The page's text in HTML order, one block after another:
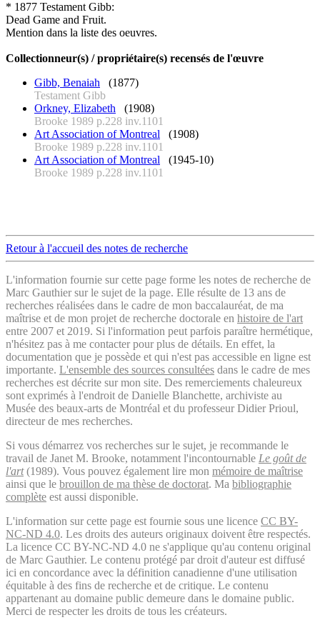
* 1877 Testament Gibb:
Dead Game and Fruit.
Mention dans la liste des oeuvres.
Collectionneur(s) / propriétaire(s) recensés de l'œuvre
Gibb, Benaiah (1877)
Testament Gibb
Orkney, Elizabeth (1908)
Brooke 1989 p.228 inv.1101
Art Association of Montreal (1908)
Brooke 1989 p.228 inv.1101
Art Association of Montreal (1945-10)
Brooke 1989 p.228 inv.1101
Retour à l'accueil des notes de recherche
L'information fournie sur cette page forme les notes de recherche de
Marc Gauthier sur le sujet de la page. Elle résulte de 13 ans de
recherches réalisées dans le cadre de mon baccalauréat, de ma
maîtrise et de mon projet de recherche doctorale en histoire de l'art
entre 2007 et 2019. Si l'information peut parfois paraître hermétique,
n'hésitez pas à me contacter pour plus de détails. En effet, la
documentation que je possède et qui n'est pas accessible en ligne est
importante. L'ensemble des sources consultées dans le cadre de mes
recherches est décrite sur mon site. Des remerciements chaleureux
sont exprimés à l'endroit de Danielle Blanchette, archiviste au
Musée des beaux-arts de Montréal et du professeur Didier Prioul,
directeur de mes recherches.
Si vous démarrez vos recherches sur le sujet, je recommande le
travail de Janet M. Brooke, notamment l'incontournable Le goût de
l'art(1989). Vous pouvez également lire mon mémoire de maîtrise
ainsi que le brouillon de ma thèse de doctorat. Ma bibliographie
complète est aussi disponible.
L'information sur cette page est fournie sous une licence CC BY-
NC-ND 4.0. Les droits des auteurs originaux doivent être respectés.
La licence CC BY-NC-ND 4.0 ne s'applique qu'au contenu original
de Marc Gauthier. Le contenu protégé par droit d'auteur est diffusé
ici en concordance avec la définition canadienne d'une utilisation
équitable à des fins de recherche et de critique. Le contenu
appartenant au domaine public demeure dans le domaine public.
Merci de respecter les droits de tous les créateurs.